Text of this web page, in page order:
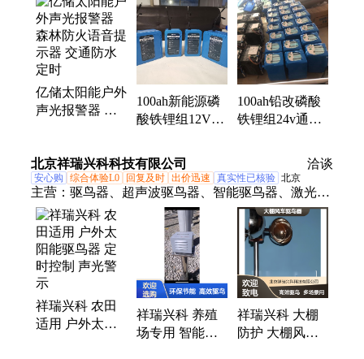
亿储太阳能户外
声光报警器 森
时
100ah新能源磷
酸铁锂组12V房
盘车启动电源支
持定制
100ah铅改磷酸
铁锂组24v通信
车启动电瓶支持
定制
北京祥瑞兴科科技有限公司 洽谈
安心购 综合体验L0 回复及时 出价迅速 真实性已核验 北京
主营： 驱鸟器、超声波驱鸟器、智能驱鸟器、激光驱
鸟器、太阳能激光超声波驱鸟器、光伏驱鸟、驱鸟设
备、多功能综合驱鸟器、电力驱鸟、不锈钢驱鸟器、
太阳能超声波驱鸟器、驱鸟剂、铁路驱鸟器、鱼塘驱
鸟器、路灯驱鸟器、农业驱鸟器、语音驱鸟器、风力
驱鸟器、绝缘驱鸟器、风车驱鸟器、果园驱鸟器、机
场驱鸟、变电站驱鸟、防鸟设备、电力驱鸟器
祥瑞兴科 农田
适用 户外太阳
祥瑞兴科 养殖
场专用 智能驱
祥瑞兴科 大棚
防护 大棚风车